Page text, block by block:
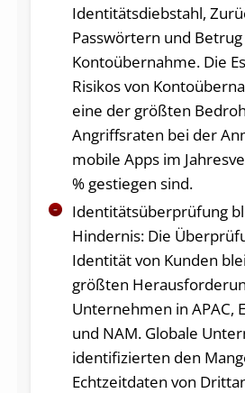
Identitätsdiebstahl,
Passwörtern und
Kontoübernahme. Die
Risikos von
eine der größten
Angriffsraten bei der
mobile Apps im
% gestiegen sind.
Identitätsüberprüfung
Hindernis: Die
Identität von Kunden
größten
Unternehmen in APAC,
und NAM. Globale
identifizierten den
Echtzeitdaten von